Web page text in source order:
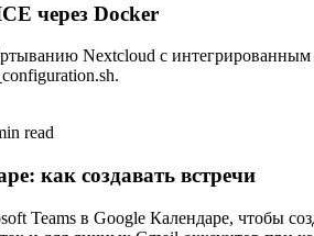
через Docker
Nextcloud с
read
как создавать встречи
Teams в Google Календаре, чтобы